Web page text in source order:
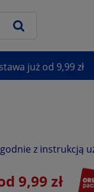
już od 9,99 zł
z instrukcją
9,99 zł